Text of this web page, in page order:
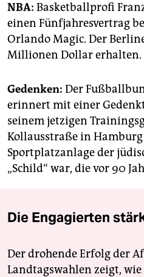
epaper login
NBA: Basketballprofi
einen Fünfjahresvertrag
Orlando Magic. Der
Millionen Dollar erhalten.
Gedenken: Der
erinnert mit einer
seinem jetzigen
Kollausstraße in Hamburg
Sportplatzanlage der
„Schild“ war, die vor 90
Die Engagierten
Der drohende Erfolg der
Landtagswahlen zeigt,